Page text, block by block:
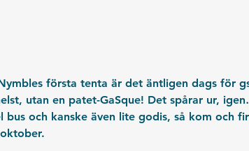
första tenta är det äntligen dags för
utan en patet-GaSque! Det spårar ur,
bus och kanske även lite godis, så kom och